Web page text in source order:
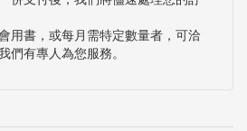
用書，或每月需特定數量者，可洽
我們有專人為您服務。